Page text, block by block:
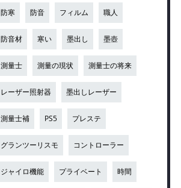
防寒 防音 フィルム 職人
防音材 寒い 墨出し 墨壺
測量士 測量の現状 測量士の将来
レーザー照射器 墨出しレーザー
測量士補 PS5 プレステ
グランツーリスモ コントローラー
ジャイロ機能 プライベート 時間